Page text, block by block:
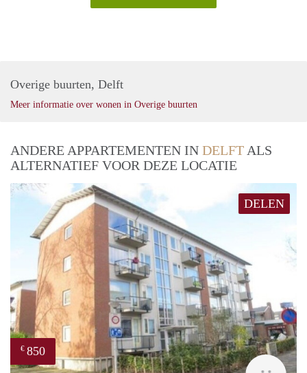
Overige buurten, Delft
Meer informatie over wonen in Overige buurten
ANDERE APPARTEMENTEN IN DELFT ALS
ALTERNATIEF VOOR DEZE LOCATIE
DELEN
€ 850